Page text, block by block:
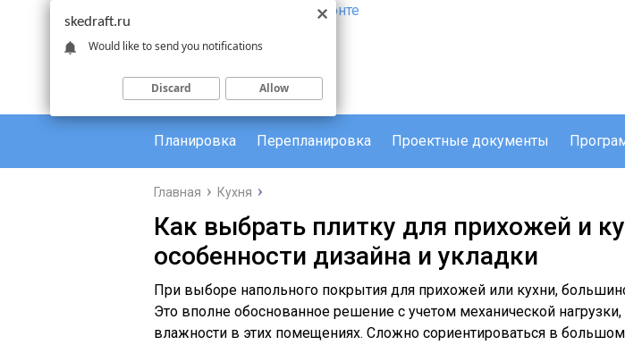
Планировка Перепланировка Проектные документы
Главная Кухня
Как выбрать плитку для прихожей и
особенности дизайна и укладки
При выборе напольного покрытия для прихожей или кухни,
Это вполне обоснованное решение с учетом механической
влажности в этих помещениях. Сложно сориентироваться в большом
skedraft.ru
Would like to send you notifications
Discard Allow